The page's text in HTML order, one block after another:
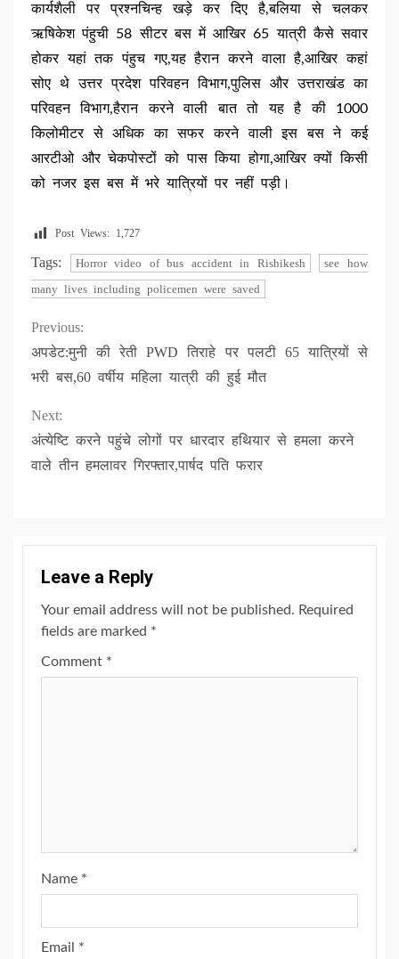
कार्यशैली पर प्रश्नचिन्ह खड़े कर दिए है,बलिया से चलकर
ऋषिकेश पंहुची 58 सीटर बस में आखिर 65 यात्री कैसे सवार
होकर यहां तक पंहुच गए,यह हैरान करने वाला है,आखिर कहां
सोए थे उत्तर प्रदेश परिवहन विभाग,पुलिस और उत्तराखंड का
परिवहन विभाग,हैरान करने वाली बात तो यह है की 1000
किलोमीटर से अधिक का सफर करने वाली इस बस ने कई
आरटीओ और चेकपोस्टों को पास किया होगा,आखिर क्यों किसी
को नजर इस बस में भरे यात्रियों पर नहीं पड़ी।
Post Views: 1,727
Tags: Horror video of bus accident in Rishikesh
see how
many lives including policemen were saved
Continue
Reading
Previous:
अपडेट:मुनी की रेती PWD तिराहे पर पलटी 65 यात्रियों से
भरी बस,60 वर्षीय महिला यात्री की हुई मौत
Next:
अंत्येष्टि करने पहुंचे लोगों पर धारदार हथियार से हमला करने
वाले तीन हमलावर गिरफ्तार,पार्षद पति फरार
Leave a Reply
Your email address will not be published. Required
fields are marked *
Comment *
Name *
Email *